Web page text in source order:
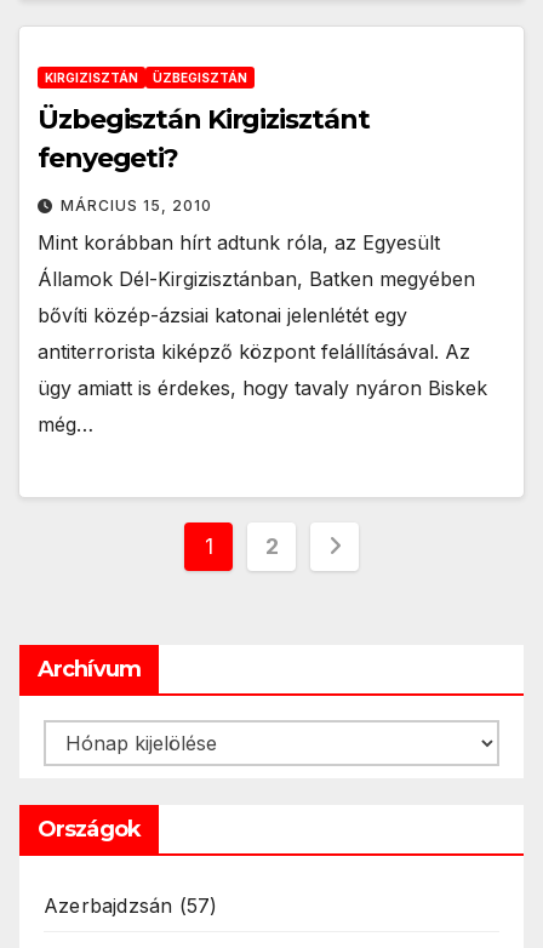
KIRGIZISZTÁN ÜZBEGISZTÁN
Üzbegisztán Kirgizisztánt
fenyegeti?
MÁRCIUS 15, 2010
Mint korábban hírt adtunk róla, az Egyesült
Államok Dél-Kirgizisztánban, Batken megyében
bővíti közép-ázsiai katonai jelenlétét egy
antiterrorista kiképző központ felállításával. Az
ügy amiatt is érdekes, hogy tavaly nyáron Biskek
még…
Bejegyzések
1 2
Archívum
Archívum
Országok
Azerbajdzsán (57)